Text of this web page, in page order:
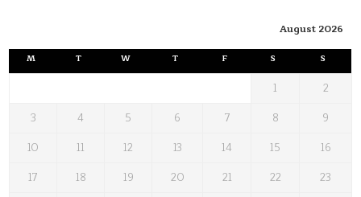
August 2026
M T W T F S S
1
2
3
4 5 6 7 8
9
10
11 12 13 14 15
16
17
18 19 20 21 22
23